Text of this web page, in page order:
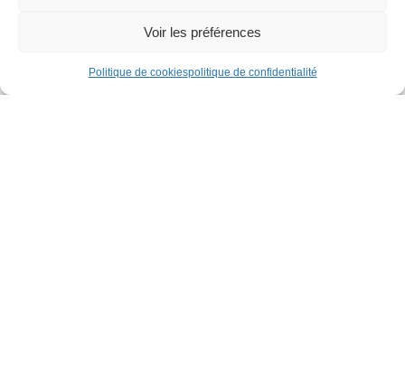
Voir les préférences
Politique de cookiespolitique de confidentialité